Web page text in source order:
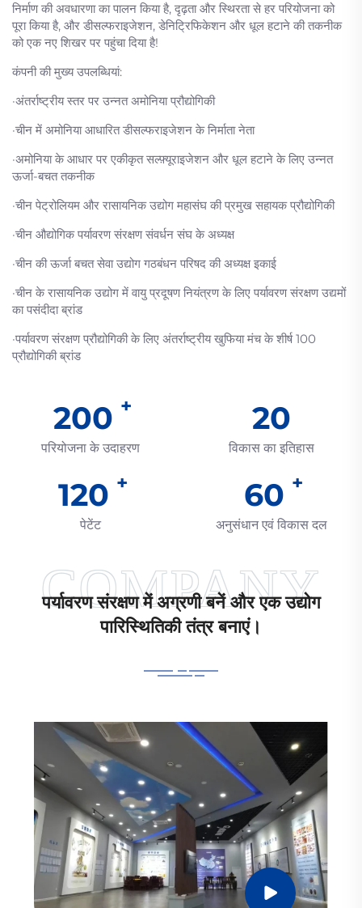
निर्माण की अवधारणा का पालन किया है, दृढ़ता और स्थिरता से हर परियोजना को
पूरा किया है, और डीसल्फराइजेशन, डेनिट्रिफिकेशन और धूल हटाने की तकनीक
को एक नए शिखर पर पहुंचा दिया है!
कंपनी की मुख्य उपलब्धियां:
·अंतर्राष्ट्रीय स्तर पर उन्नत अमोनिया प्रौद्योगिकी
·चीन में अमोनिया आधारित डीसल्फराइजेशन के निर्माता नेता
·अमोनिया के आधार पर एकीकृत सल्फ़्यूराइजेशन और धूल हटाने के लिए उन्नत
ऊर्जा-बचत तकनीक
·चीन पेट्रोलियम और रासायनिक उद्योग महासंघ की प्रमुख सहायक प्रौद्योगिकी
·चीन औद्योगिक पर्यावरण संरक्षण संवर्धन संघ के अध्यक्ष
·चीन की ऊर्जा बचत सेवा उद्योग गठबंधन परिषद की अध्यक्ष इकाई
·चीन के रासायनिक उद्योग में वायु प्रदूषण नियंत्रण के लिए पर्यावरण संरक्षण उद्यमों
का पसंदीदा ब्रांड
·पर्यावरण संरक्षण प्रौद्योगिकी के लिए अंतर्राष्ट्रीय खुफिया मंच के शीर्ष 100
प्रौद्योगिकी ब्रांड
200
परियोजना के उदाहरण
20
विकास का इतिहास
120
पेटेंट
60
अनुसंधान एवं विकास दल
पर्यावरण संरक्षण में अग्रणी बनें और एक उद्योग
पारिस्थितिकी तंत्र बनाएं।